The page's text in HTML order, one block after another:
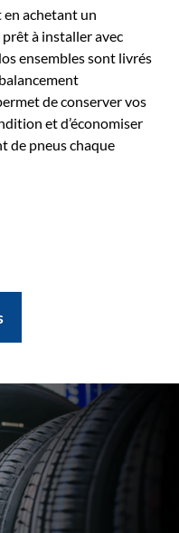
en achetant un
à installer avec
ensembles sont livrés
de conserver vos
et d’économiser
de pneus chaque